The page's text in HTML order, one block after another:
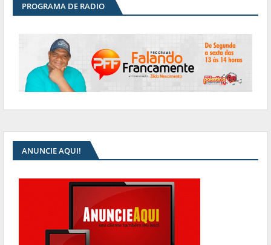
PROGRAMA DE RADIO
ANUNCIE AQUI!